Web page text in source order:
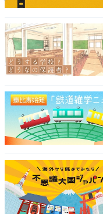
る独自レビューなど、こ
こちらもおすすめ
【楽天
に天祥
温泉宿